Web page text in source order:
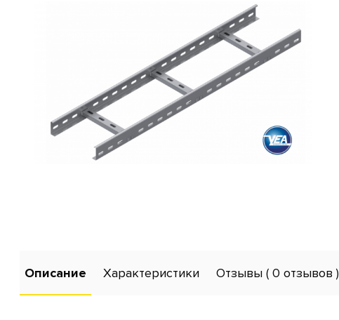
Описание Характеристики Отзывы ( 0 отзывов )